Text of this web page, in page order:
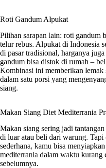
Roti Gandum Alpukat
Pilihan sarapan lain: roti gandum
telur rebus. Alpukat di Indonesia
di pasar tradisional, harganya
gandum bisa distok di rumah –
Kombinasi ini memberikan lemak
dalam satu porsi yang
siang.
Makan Siang Diet Mediterrania
Makan siang sering jadi
di luar atau beli dari warung. Tapi
sederhana, kamu bisa
mediterrania dalam waktu kurang
sebelumnya.